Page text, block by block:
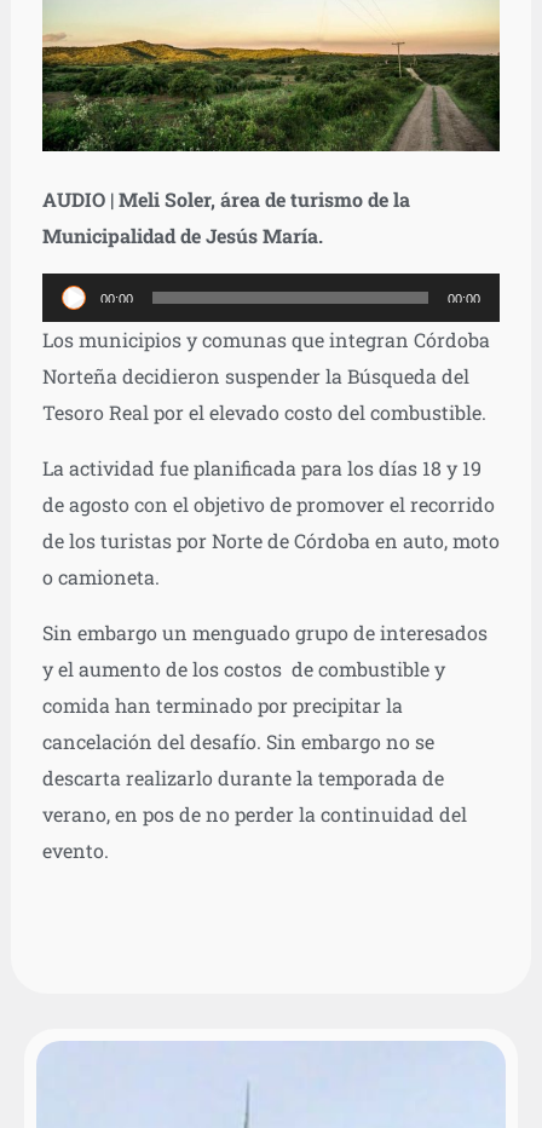
AUDIO | Meli Soler, área de turismo de la
Municipalidad de Jesús María.
Reproductor
de
audio
00:00 00:00
Los municipios y comunas que integran Córdoba
Norteña decidieron suspender la Búsqueda del
Tesoro Real por el elevado costo del combustible.
La actividad fue planificada para los días 18 y 19
de agosto con el objetivo de promover el recorrido
de los turistas por Norte de Córdoba en auto, moto
o camioneta.
Sin embargo un menguado grupo de interesados
y el aumento de los costos de combustible y
comida han terminado por precipitar la
cancelación del desafío. Sin embargo no se
descarta realizarlo durante la temporada de
verano, en pos de no perder la continuidad del
evento.